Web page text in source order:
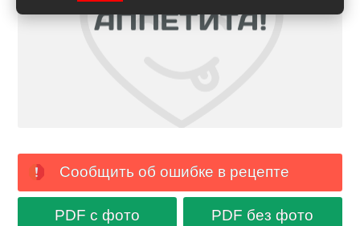
Сообщить об ошибке в рецепте
PDF с фото PDF без фото